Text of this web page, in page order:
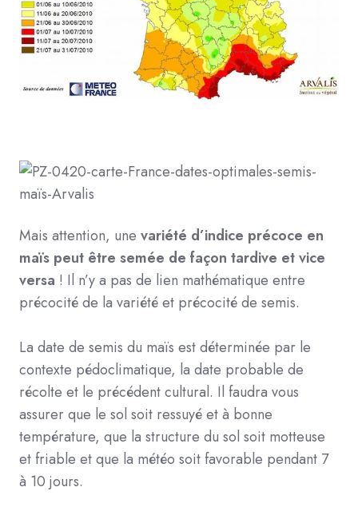
Mais attention, une variété d’indice précoce en
maïs peut être semée de façon tardive et vice
versa ! Il n’y a pas de lien mathématique entre
précocité de la variété et précocité de semis.
La date de semis du maïs est déterminée par le
contexte pédoclimatique, la date probable de
récolte et le précédent cultural. Il faudra vous
assurer que le sol soit ressuyé et à bonne
température, que la structure du sol soit motteuse
et friable et que la météo soit favorable pendant 7
à 10 jours.